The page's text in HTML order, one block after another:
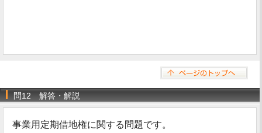
問12 解答・解説
事業用定期借地権に関する問題です。